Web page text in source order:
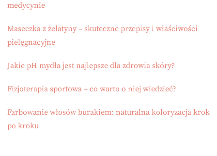
medycynie
Maseczka z żelatyny – skuteczne przepisy i właściwości
pielęgnacyjne
Jakie pH mydła jest najlepsze dla zdrowia skóry?
Fizjoterapia sportowa – co warto o niej wiedzieć?
Farbowanie włosów burakiem: naturalna koloryzacja krok
po kroku